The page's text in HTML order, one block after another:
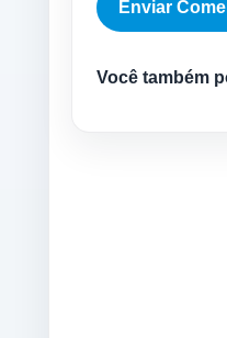
Você também